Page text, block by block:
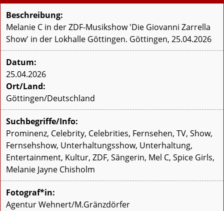
Beschreibung:
Melanie C in der ZDF-Musikshow 'Die Giovanni Zarrella
Show' in der Lokhalle Göttingen. Göttingen, 25.04.2026
Datum:
25.04.2026
Ort/Land:
Göttingen/Deutschland
Suchbegriffe/Info:
Prominenz, Celebrity, Celebrities, Fernsehen, TV, Show,
Fernsehshow, Unterhaltungsshow, Unterhaltung,
Entertainment, Kultur, ZDF, Sängerin, Mel C, Spice Girls,
Melanie Jayne Chisholm
Fotograf*in:
Agentur Wehnert/M.Gränzdörfer